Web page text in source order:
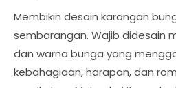
Membikin desain karangan
sembarangan. Wajib didesain
dan warna bunga yang
kebahagiaan, harapan, dan